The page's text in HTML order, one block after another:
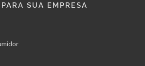
SUA EMPRESA